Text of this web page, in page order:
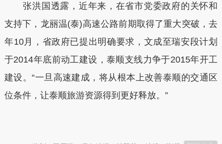
张洪国透露，近年来，在省市党委政府的关怀和
支持下，龙丽温(泰)高速公路前期取得了重大突破，去
年10月，省政府已提出明确要求，文成至瑞安段计划
于2014年底前动工建设，泰顺支线力争于2015年开工
建设。“一旦高速建成，将从根本上改善泰顺的交通区
位条件，让泰顺旅游资源得到更好释放。”